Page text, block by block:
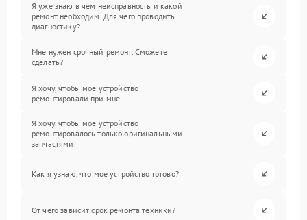
Я уже знаю в чем неисправность и какой
ремонт необходим. Для чего проводить
диагностику?
Мне нужен срочный ремонт. Сможете
сделать?
Я хочу, чтобы мое устройство
ремонтировали при мне.
Я хочу, чтобы мое устройство
ремонтировалось только оригинальными
запчастями.
Как я узнаю, что мое устройство готово?
От чего зависит срок ремонта техники?